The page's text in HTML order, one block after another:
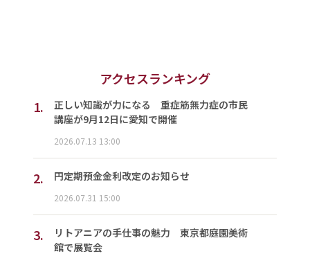
アクセスランキング
1.
正しい知識が力になる 重症筋無力症の市民
講座が9月12日に愛知で開催
2026.07.13 13:00
2. 円定期預金金利改定のお知らせ
2026.07.31 15:00
3.
リトアニアの手仕事の魅力 東京都庭園美術
館で展覧会